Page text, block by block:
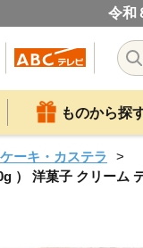
令和
ものから探
ケーキ・カステラ
） 洋菓子 クリーム